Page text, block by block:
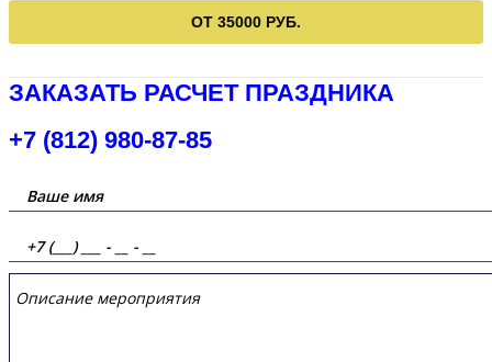
ОТ 35000 РУБ.
ЗАКАЗАТЬ РАСЧЕТ ПРАЗДНИКА
+7 (812) 980-87-85